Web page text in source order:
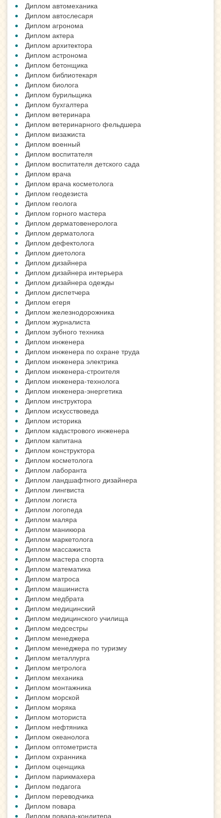
Диплом автомеханика
Диплом автослесаря
Диплом агронома
Диплом актера
Диплом архитектора
Диплом астронома
Диплом бетонщика
Диплом библиотекаря
Диплом биолога
Диплом бурильщика
Диплом бухгалтера
Диплом ветеринара
Диплом ветеринарного фельдшера
Диплом визажиста
Диплом военный
Диплом воспитателя
Диплом воспитателя детского сада
Диплом врача
Диплом врача косметолога
Диплом геодезиста
Диплом геолога
Диплом горного мастера
Диплом дерматовенеролога
Диплом дерматолога
Диплом дефектолога
Диплом диетолога
Диплом дизайнера
Диплом дизайнера интерьера
Диплом дизайнера одежды
Диплом диспетчера
Диплом егеря
Диплом железнодорожника
Диплом журналиста
Диплом зубного техника
Диплом инженера
Диплом инженера по охране труда
Диплом инженера электрика
Диплом инженера-строителя
Диплом инженера-технолога
Диплом инженера-энергетика
Диплом инструктора
Диплом искусствоведа
Диплом историка
Диплом кадастрового инженера
Диплом капитана
Диплом конструктора
Диплом косметолога
Диплом лаборанта
Диплом ландшафтного дизайнера
Диплом лингвиста
Диплом логиста
Диплом логопеда
Диплом маляра
Диплом маникюра
Диплом маркетолога
Диплом массажиста
Диплом мастера спорта
Диплом математика
Диплом матроса
Диплом машиниста
Диплом медбрата
Диплом медицинский
Диплом медицинского училища
Диплом медсестры
Диплом менеджера
Диплом менеджера по туризму
Диплом металлурга
Диплом метролога
Диплом механика
Диплом монтажника
Диплом морской
Диплом моряка
Диплом моториста
Диплом нефтяника
Диплом океанолога
Диплом оптометриста
Диплом охранника
Диплом оценщика
Диплом парикмахера
Диплом педагога
Диплом переводчика
Диплом повара
Диплом повара-кондитера